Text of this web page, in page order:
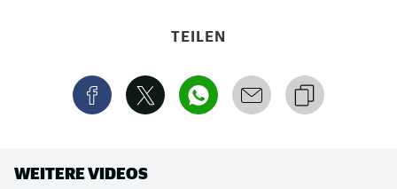
TEILEN
WEITERE VIDEOS